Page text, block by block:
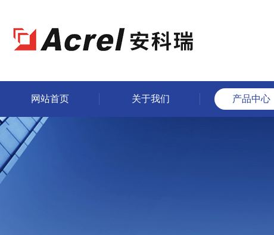
网站首页 关于我们 产品中心